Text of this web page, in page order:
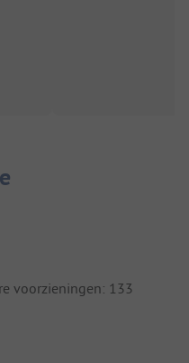
voorzieningen: 133